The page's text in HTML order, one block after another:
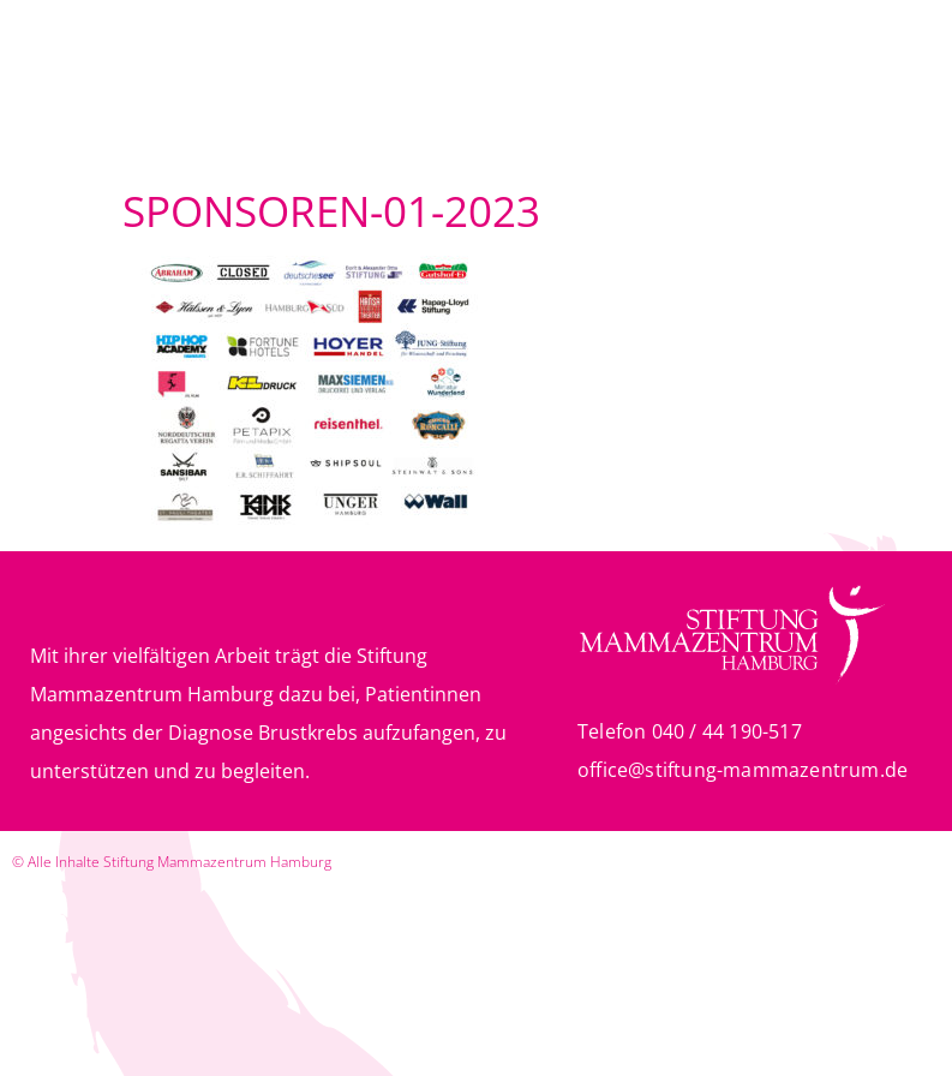
SPONSOREN-01-2023
Mit ihrer vielfältigen Arbeit trägt die Stiftung
Mammazentrum Hamburg dazu bei, Patientinnen
angesichts der Diagnose Brustkrebs aufzufangen, zu
unterstützen und zu begleiten.
Telefon 040 / 44 190-517
office@stiftung-mammazentrum.de
© Alle Inhalte Stiftung Mammazentrum Hamburg